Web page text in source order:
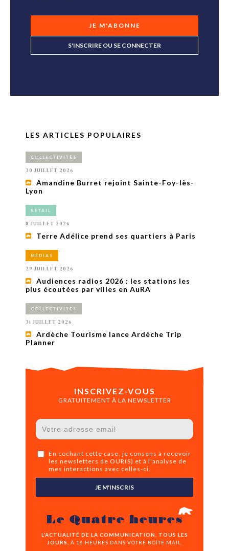
JE M'ABONNE
S'INSCRIRE OU SE CONNECTER
LES ARTICLES POPULAIRES
COLLECTIVITÉS
30 JUILLET 2026
Amandine Burret rejoint Sainte-Foy-lès-
Lyon
RETAIL
8 JUILLET 2026
Terre Adélice prend ses quartiers à Paris
MÉDIAS
29 JUILLET 2026
Audiences radios 2026 : les stations les
plus écoutées par villes en AuRA
COLLECTIVITÉS
31 JUILLET 2026
Ardèche Tourisme lance Ardèche Trip
Planner
INSCRIVEZ-VOUS
GRATUITEMENT À LA NEWSLETTER
En cochant cette case, je consens à recevoir
les newsletters de OUR(S) et à l'analyse de
mes interactions avec celles-ci.
JE M'INSCRIS
Le Quatre heures
L’ACTUALITÉ DE LA COMMUNICATION, TOUS LES
JOURS,
À 16 HEURES DANS VOTRE BOÎTE MAIL.